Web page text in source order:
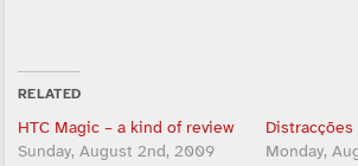
RELATED
HTC Magic – a kind of review
Sunday, August 2nd, 2009
Distracções
Monday,